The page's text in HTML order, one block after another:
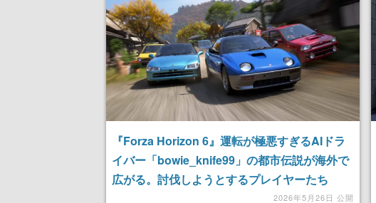
『Forza Horizon 6』運転が極悪すぎるAIドラ
イバー「bowie_knife99」の都市伝説が海外で
広がる。討伐しようとするプレイヤーたち
2026年5月26日 公開